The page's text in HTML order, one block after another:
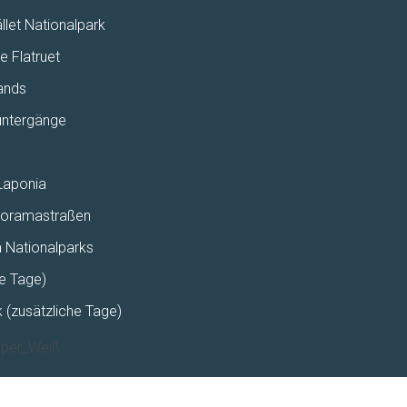
Nationalpark
Flatruet
Nationalparks
Tage)
Tage)